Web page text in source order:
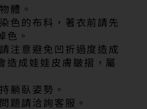
體。
色的布料，著衣前請先
色。
注意避免凹折過度造成
造成娃娃皮膚皺摺，屬
躺臥姿勢。
題請洽詢客服。